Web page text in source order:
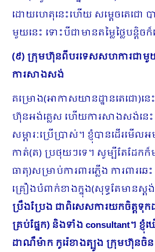
ដោយហេតុនេះហើយ សម្ដេចតេជោ ប
មួយនេះ ទោះបីជាមានតម្លៃថ្លៃបន្ដិ
(៩) ក្រុមហ៊ុនពីបរទេសសហការជាមួយ
ការសាងសង់
គម្រោង(អាកាសយានដ្ឋានតេជោ)ន
ហ៊ុនអង់គ្លេស ហើយការសាងសង់នេះ
សម្ភារៈប្រើប្រាស់។ ខ្ញុំបានដើរមើ
កាត់(ត) ប្រថុយៗទេ។ សូម្បីតែដែកក៏
ធាតុ)សម្រាប់ការពារភ្លើង ការពារឆ
គ្រឿងបំពាក់ខាងក្នុង(សុទ្ធតែមានស្ដង់
ប្រឹងប្រែង ជាពិសេសការយកចិត្តទុក
គ្រប់ផ្នែក) និងទាំងconsultant។ ខ្
ដាណឺម៉ាក កូរ៉េខាងត្បូង ក្រុមហ៊ុនចិន